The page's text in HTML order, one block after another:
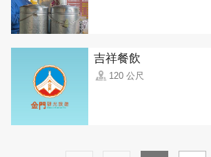
吉祥餐飲
120 公尺